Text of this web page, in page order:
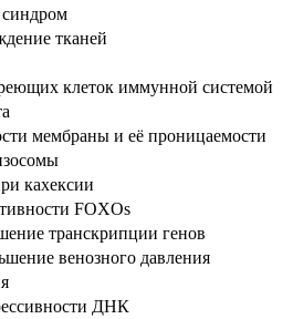
тканей
клеток иммунной системой
мембраны и её проницаемости
кахексии
FOXOs
транскрипции генов
венозного давления
ДНК